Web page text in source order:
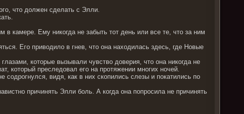
что должен сделать с Элли.
камере. Ему никогда не забыть тот день или все те, что за ним
Его приводило в гнев, что она находилась здесь, где Новые
которые вызывали чувство доверия, что она никогда не
который преследовал его на протяжении многих ночей.
видя, как в них скопились слезы и покатились по
причинять Элли боль. А когда она попросила не причинять